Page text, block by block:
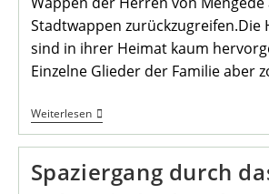
Stadtwappen zurückzugreifen.Die
sind in ihrer Heimat kaum
Einzelne Glieder der Familie aber
WeiterlesenDas
Wappen
Mengede
Spaziergang durch